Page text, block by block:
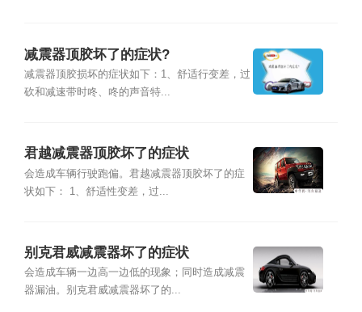
减震器顶胶坏了的症状?
减震器顶胶损坏的症状如下：1、舒适行变差，过
砍和减速带时咚、咚的声音特...
君越减震器顶胶坏了的症状
会造成车辆行驶跑偏。君越减震器顶胶坏了的症
状如下： 1、舒适性变差，过...
别克君威减震器坏了的症状
会造成车辆一边高一边低的现象；同时造成减震
器漏油。别克君威减震器坏了的...